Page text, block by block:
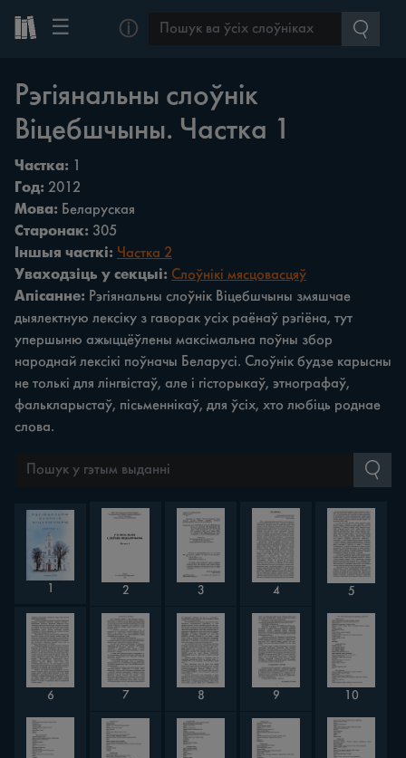
☰ ⓘ
Рэгіянальны слоўнік
Віцебшчыны. Частка 1
Частка: 1
Год: 2012
Мова: Беларуская
Старонак: 305
Іншыя часткі: Частка 2
Уваходзіць у секцыі: Слоўнікі мясцовасцяў
Апісанне: Рэгіянальны слоўнік Віцебшчыны змяшчае
дыялектную лексіку з гаворак усіх раёнаў рэгіёна, тут
упершыню ажыццёўлены максімальна поўны збор
народнай лексікі поўначы Беларусі. Слоўнік будзе карысны
не толькі для лінгвістаў, але i гісторыкаў, этнографаў,
фалькларыстаў, пісьменнікаў, для ўсіх, хто любіць роднае
слова.
2 3 4 5
6 7 8 9 10